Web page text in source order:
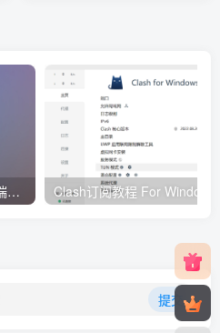
Clash for android安卓客户端保姆级新手使用教程
提交